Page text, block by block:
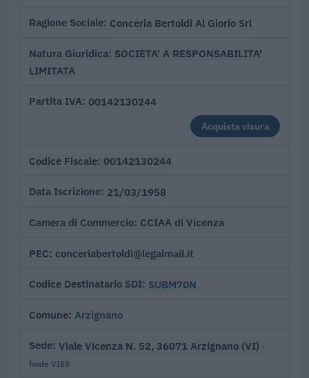
Ragione Sociale Conceria Bertoldi Al Giorio Srl
Natura Giuridica SOCIETA' A RESPONSABILITA'
LIMITATA
Partita IVA 00142130244
Acquista visura
Codice Fiscale 00142130244
Data Iscrizione 21/03/1958
Camera di Commercio CCIAA di Vicenza
PEC conceriabertoldi@legalmail.it
Codice Destinatario SDI SUBM70N
Comune Arzignano
Sede Viale Vicenza N. 52, 36071 Arzignano (VI) ·
fonte VIES